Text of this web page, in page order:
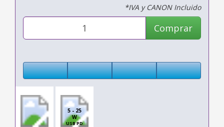
*IVA y CANON Incluido
Comprar
5 - 25
W
USB PD